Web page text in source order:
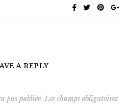
A REPLY
pas publiée. Les champs obligatoires